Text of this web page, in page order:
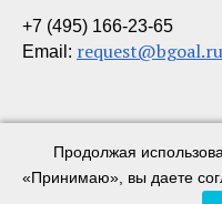
+7 (495) 166-23-65
Email: request@bgoal.ru
© Центр
Продолжая
«Принимаю», вы даете